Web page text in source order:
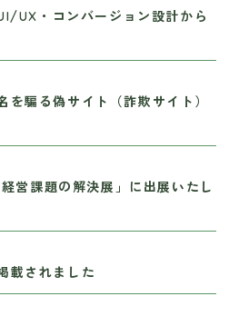
UX・コンバージョン設計から
を騙る偽サイト（詐欺サイト）
営課題の解決展」に出展いたし
載されました